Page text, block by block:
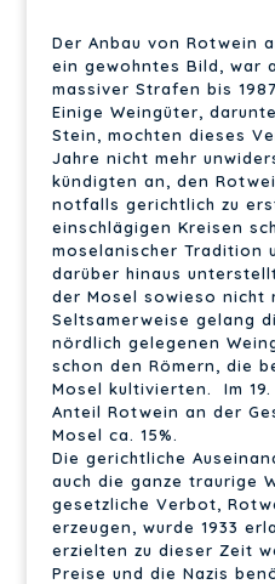
Der Anbau von Rotwein
ein gewohntes Bild, war
massiver Strafen bis
Einige Weingüter,
Stein, mochten dieses
Jahre nicht mehr
kündigten an, den
notfalls gerichtlich zu
einschlägigen Kreisen
moselanischer Tradition
darüber hinaus
der Mosel sowieso nicht
Seltsamerweise gelang
nördlich gelegenen
schon den Römern, die
Mosel kultivierten. Im
Anteil Rotwein an der
Mosel ca. 15%.
Die gerichtliche
auch die ganze traurige
gesetzliche Verbot,
erzeugen, wurde 1933
erzielten zu dieser Zeit
Preise und die Nazis